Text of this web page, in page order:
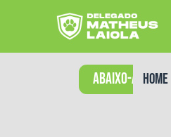
ABAIXO-ASSINADO
Home